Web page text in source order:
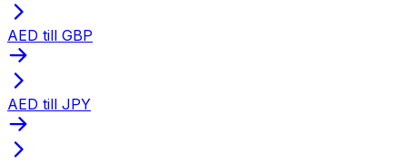
AED till GBP
AED till JPY